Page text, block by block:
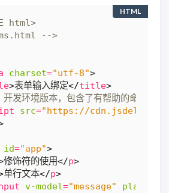
html>
-->
charset="utf-8">
>表单输入绑定</title>
发环境版本，包含了有帮助的命令行
src="https://
id="app">
修饰符的使用</p>
单行文本</p>
v-model="message"
HTML